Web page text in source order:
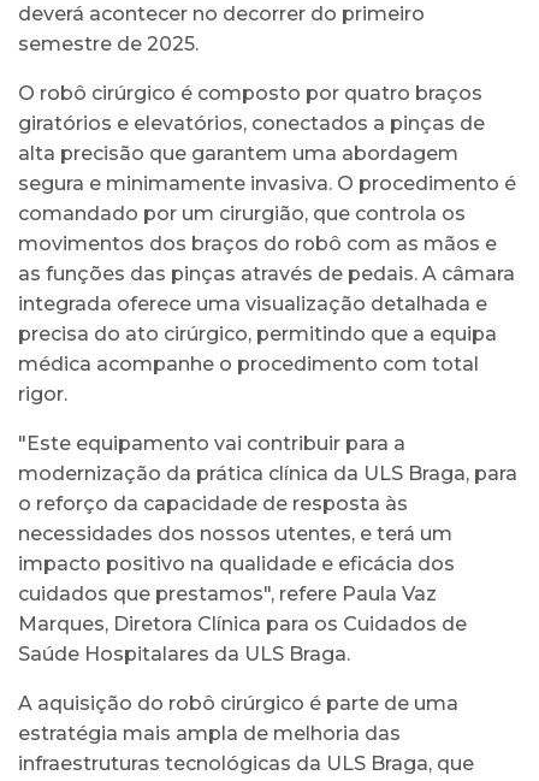
deverá acontecer no decorrer do primeiro
semestre de 2025.
O robô cirúrgico é composto por quatro braços
giratórios e elevatórios, conectados a pinças de
alta precisão que garantem uma abordagem
segura e minimamente invasiva. O procedimento é
comandado por um cirurgião, que controla os
movimentos dos braços do robô com as mãos e
as funções das pinças através de pedais. A câmara
integrada oferece uma visualização detalhada e
precisa do ato cirúrgico, permitindo que a equipa
médica acompanhe o procedimento com total
rigor.
"Este equipamento vai contribuir para a
modernização da prática clínica da ULS Braga, para
o reforço da capacidade de resposta às
necessidades dos nossos utentes, e terá um
impacto positivo na qualidade e eficácia dos
cuidados que prestamos", refere Paula Vaz
Marques, Diretora Clínica para os Cuidados de
Saúde Hospitalares da ULS Braga.
A aquisição do robô cirúrgico é parte de uma
estratégia mais ampla de melhoria das
infraestruturas tecnológicas da ULS Braga, que